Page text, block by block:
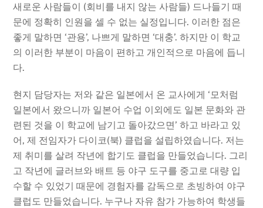
새로운 사람들이 (회비를 내지 않는 사람들) 드나들기 때
문에 정확히 인원을 셀 수 없는 실정입니다. 이러한 점은
좋게 말하면 ‘관용’, 나쁘게 말하면 ‘대충’. 하지만 이 학교
의 이러한 부분이 마음이 편하고 개인적으로 마음에 듭니
다.
현지 담당자는 저와 같은 일본에서 온 교사에게 ‘모처럼
일본에서 왔으니까 일본어 수업 이외에도 일본 문화와 관
련된 것을 이 학교에 남기고 돌아갔으면’ 하고 바라고 있
어, 제 전임자가 다이코(북) 클럽을 설립하였습니다. 저는
제 취미를 살려 작년에 합기도 클럽을 만들었습니다. 그리
고 작년에 글러브와 배트 등 야구 도구를 중고로 대량 입
수할 수 있었기 때문에 경험자를 감독으로 초빙하여 야구
클럽도 만들었습니다. 누구나 자유 참가 가능하여 학생들